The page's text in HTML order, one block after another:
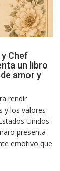
Chef
un libro
amor y
rendir
y los valores
Unidos.
presenta
emotivo que